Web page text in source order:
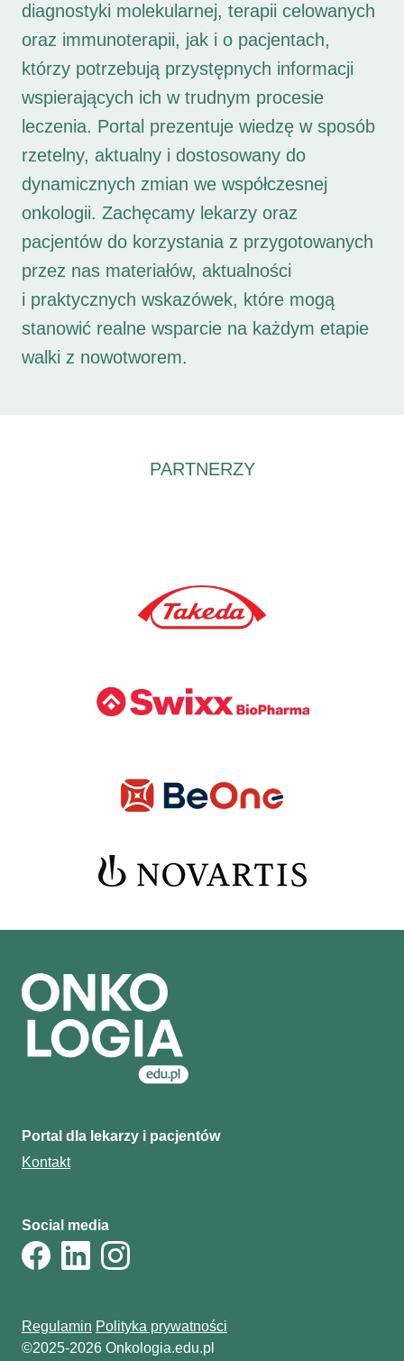
diagnostyki molekularnej, terapii celowanych
oraz immunoterapii, jak i o pacjentach,
którzy potrzebują przystępnych informacji
wspierających ich w trudnym procesie
leczenia. Portal prezentuje wiedzę w sposób
rzetelny, aktualny i dostosowany do
dynamicznych zmian we współczesnej
onkologii. Zachęcamy lekarzy oraz
pacjentów do korzystania z przygotowanych
przez nas materiałów, aktualności
i praktycznych wskazówek, które mogą
stanowić realne wsparcie na każdym etapie
walki z nowotworem.
PARTNERZY
Portal dla lekarzy i pacjentów
Kontakt
Social media
Regulamin Polityka prywatności
©2025-2026 Onkologia.edu.pl